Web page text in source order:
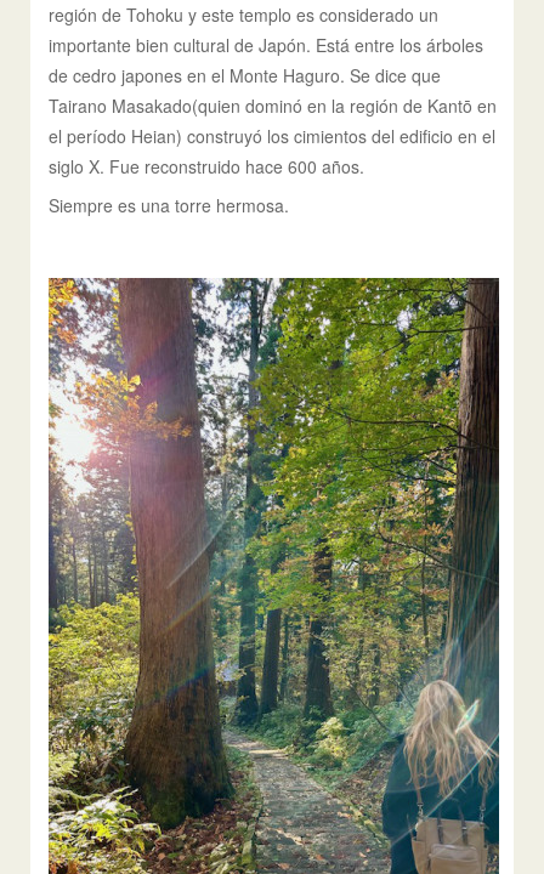
región de Tohoku y este templo es considerado un
importante bien cultural de Japón. Está entre los árboles
de cedro japones en el Monte Haguro. Se dice que
Tairano Masakado(quien dominó en la región de Kantō en
el período Heian) construyó los cimientos del edificio en el
siglo X. Fue reconstruido hace 600 años.
Siempre es una torre hermosa.